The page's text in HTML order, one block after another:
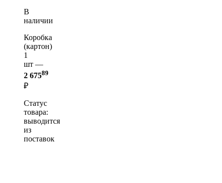
В
наличии
Коробка
(картон)
1
шт —
2 67589
₽
Статус
товара:
выводится
из
поставок